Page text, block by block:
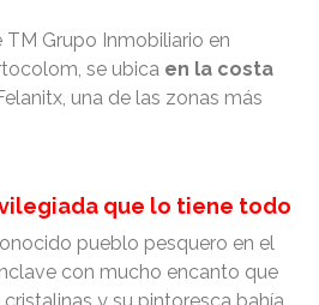
TM Grupo Inmobiliario en
se ubica en la costa
una de las zonas más
que lo tiene todo
pueblo pesquero en el
con mucho encanto que